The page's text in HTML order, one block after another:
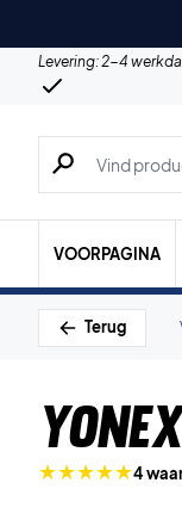
Levering: 2-4
Zoeken naar
VOORPAGINA
Terug
4